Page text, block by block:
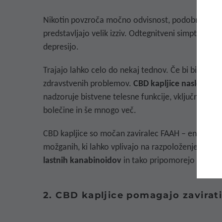
Nikotin povzroča močno odvisnost, podobno kot
predstavljajo velik izziv. Odtegnitveni simptomi se
depresijo.
Trajajo lahko celo do nekaj tednov. Če bi bilo
zdravstvenih problemov. CBD kapljice naslovijo
nadzoruje bistvene telesne funkcije, vključno s
bolečine in še mnogo več.
CBD kapljice so močan zaviralec FAAH –
možganih, ki lahko vplivajo na razpoloženje,
lastnih kanabinoidov in tako pripomorejo k
2. CBD kapljice pomagajo